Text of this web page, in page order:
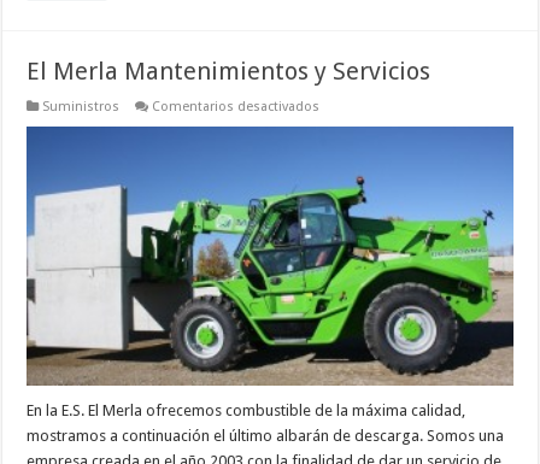
El Merla Mantenimientos y Servicios
Suministros Comentarios desactivados
Servicios
En la E.S. El Merla ofrecemos combustible de la máxima calidad,
mostramos a continuación el último albarán de descarga. Somos una